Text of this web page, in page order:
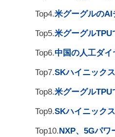
Top4.米グーグルのAI
Top5.米グーグル
Top6.中国の人工ダ
Top7.SKハイニック
Top8.米グーグル
Top9.SKハイニック
Top10. NXP、5Gパ